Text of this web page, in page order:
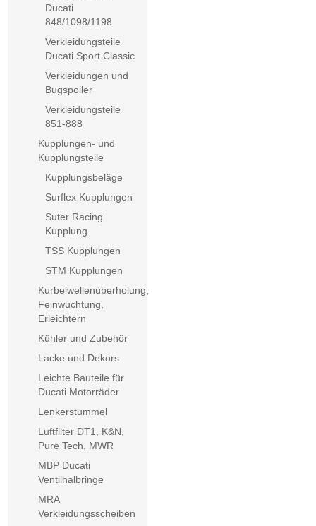
Ducati
848/1098/1198
Verkleidungsteile
Ducati Sport Classic
Verkleidungen und
Bugspoiler
Verkleidungsteile
851-888
Kupplungen- und
Kupplungsteile
Kupplungsbeläge
Surflex Kupplungen
Suter Racing
Kupplung
TSS Kupplungen
STM Kupplungen
Kurbelwellenüberholung,
Feinwuchtung,
Erleichtern
Kühler und Zubehör
Lacke und Dekors
Leichte Bauteile für
Ducati Motorräder
Lenkerstummel
Luftfilter DT1, K&N,
Pure Tech, MWR
MBP Ducati
Ventilhalbringe
MRA
Verkleidungsscheiben